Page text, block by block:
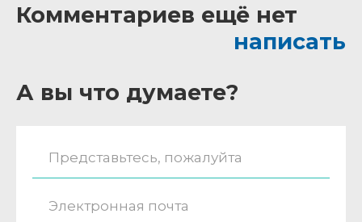
Комментариев ещё нет
написать
А вы что думаете?